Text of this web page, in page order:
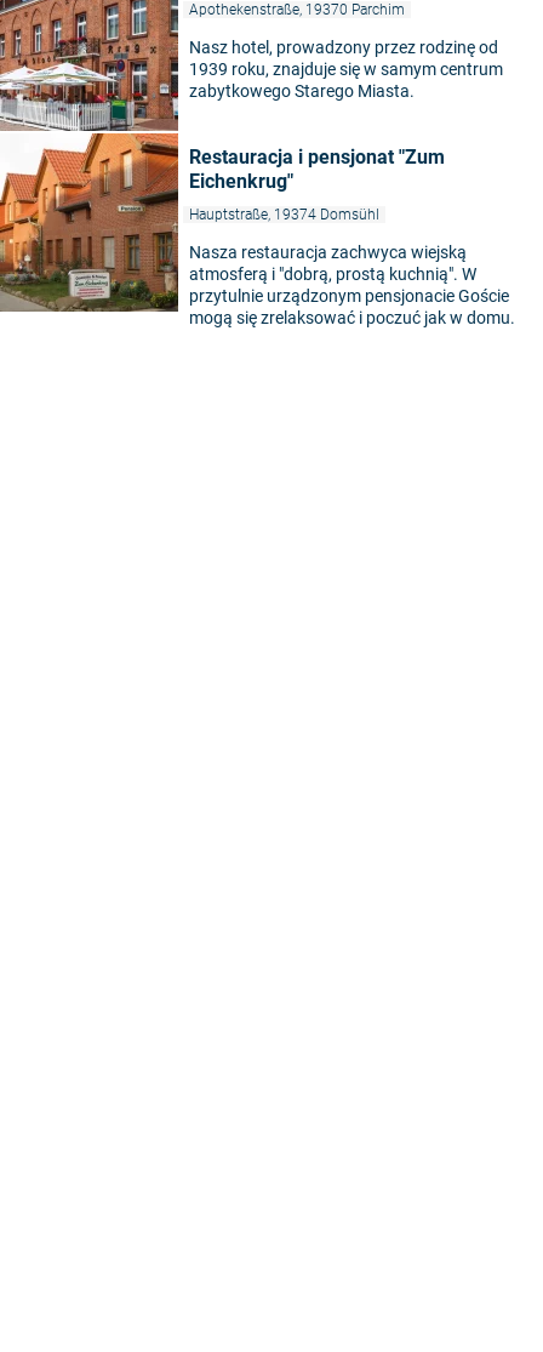
Apothekenstraße, 19370 Parchim
Nasz hotel, prowadzony przez rodzinę od
1939 roku, znajduje się w samym centrum
zabytkowego Starego Miasta.
Restauracja i pensjonat "Zum
Eichenkrug"
Hauptstraße, 19374 Domsühl
Nasza restauracja zachwyca wiejską
atmosferą i "dobrą, prostą kuchnią". W
przytulnie urządzonym pensjonacie Goście
mogą się zrelaksować i poczuć jak w domu.